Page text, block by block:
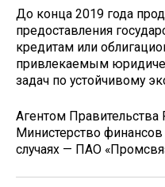
До конца 2019 года
предоставления
кредитам или
привлекаемым
задач по устойчивому
Агентом
Министерство
случаях — ПАО